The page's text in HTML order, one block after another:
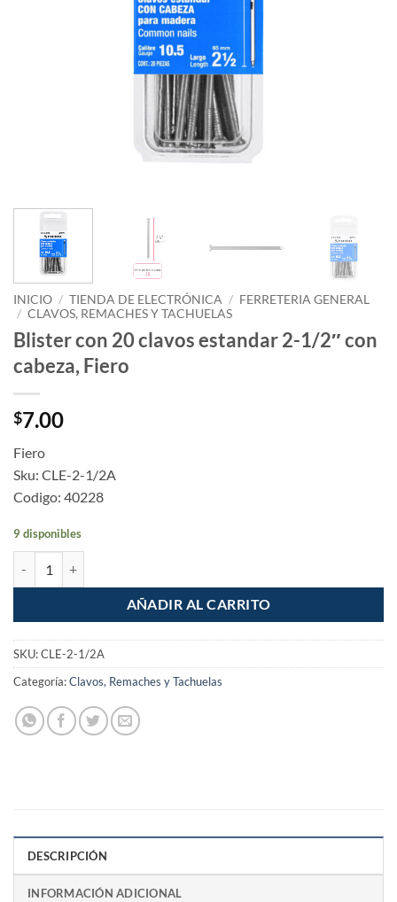
INICIO / TIENDA DE ELECTRÓNICA / FERRETERIA GENERAL
/ CLAVOS, REMACHES Y TACHUELAS
Blister con 20 clavos estandar 2-1/2″ con
cabeza, Fiero
$7.00
Fiero
Sku: CLE-2-1/2A
Codigo: 40228
9 disponibles
AÑADIR AL CARRITO
SKU:CLE-2-1/2A
Categoría:Clavos, Remaches y Tachuelas
DESCRIPCIÓN
INFORMACIÓN ADICIONAL